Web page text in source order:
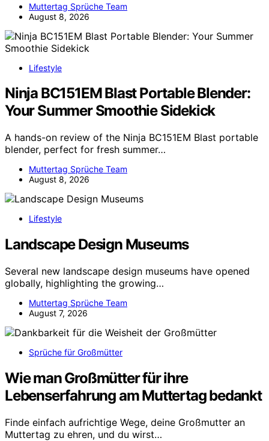
Muttertag Sprüche Team
August 8, 2026
Lifestyle
Ninja BC151EM Blast Portable Blender:
Your Summer Smoothie Sidekick
A hands-on review of the Ninja BC151EM Blast portable
blender, perfect for fresh summer…
Muttertag Sprüche Team
August 8, 2026
Lifestyle
Landscape Design Museums
Several new landscape design museums have opened
globally, highlighting the growing…
Muttertag Sprüche Team
August 7, 2026
Sprüche für Großmütter
Wie man Großmütter für ihre
Lebenserfahrung am Muttertag bedankt
Finde einfach aufrichtige Wege, deine Großmutter an
Muttertag zu ehren, und du wirst…